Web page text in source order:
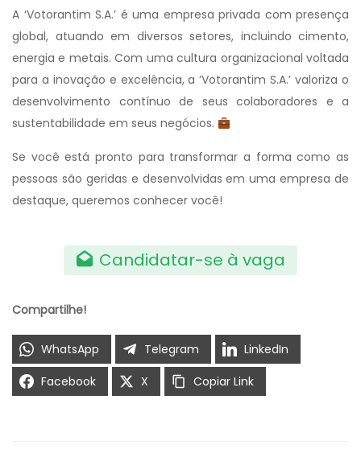
A ‘Votorantim S.A.’ é uma empresa privada com presença
global, atuando em diversos setores, incluindo cimento,
energia e metais. Com uma cultura organizacional voltada
para a inovação e excelência, a ‘Votorantim S.A.’ valoriza o
desenvolvimento contínuo de seus colaboradores e a
sustentabilidade em seus negócios.
Se você está pronto para transformar a forma como as
pessoas são geridas e desenvolvidas em uma empresa de
destaque, queremos conhecer você!
Candidatar-se à vaga
Compartilhe!
WhatsApp Telegram
LinkedIn
Facebook
X Copiar Link